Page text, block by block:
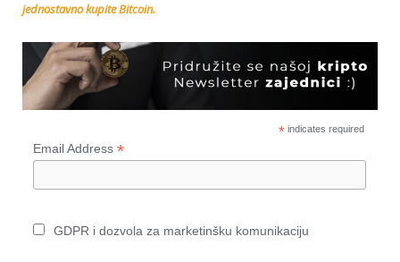
jednostavno kupite Bitcoin.
*indicates required
Email Address *
GDPR i dozvola za marketinšku komunikaciju